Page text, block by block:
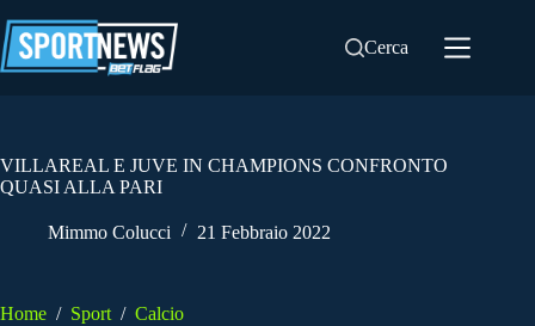
al
contenuto
Cerca
VILLAREAL E JUVE IN CHAMPIONS CONFRONTO
QUASI ALLA PARI
Mimmo Colucci 21 Febbraio 2022
Home / Sport / Calcio